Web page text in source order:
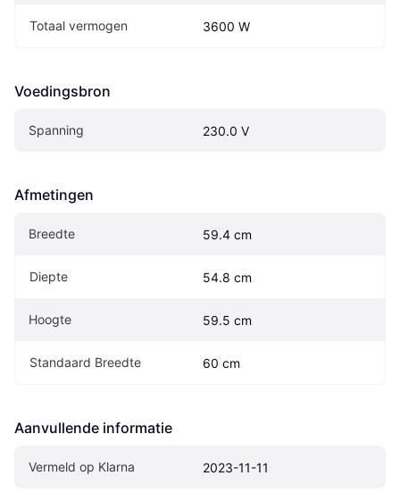
Totaal vermogen 3600 W
Voedingsbron
Spanning 230.0 V
Afmetingen
Breedte 59.4 cm
Diepte 54.8 cm
Hoogte 59.5 cm
Standaard Breedte 60 cm
Aanvullende informatie
Vermeld op Klarna 2023-11-11